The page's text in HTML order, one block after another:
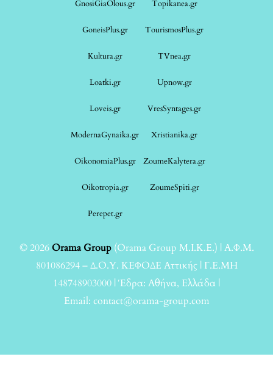
GnosiGiaOlous.gr Topikanea.gr
GoneisPlus.gr TourismosPlus.gr
Kultura.gr TVnea.gr
Loatki.gr Upnow.gr
Loveis.gr VresSyntages.gr
ModernaGynaika.gr Xristianika.gr
OikonomiaPlus.gr ZoumeKalytera.gr
Oikotropia.gr ZoumeSpiti.gr
Perepet.gr
© 2026Orama Group(Orama Group Μ.Ι.Κ.Ε.) | Α.Φ.Μ.
801086294 – Δ.Ο.Υ. ΚΕΦΟΔΕ Αττικής | Γ.Ε.ΜΗ
148748903000 | Έδρα: Αθήνα, Ελλάδα |
Email: contact@orama-group.com